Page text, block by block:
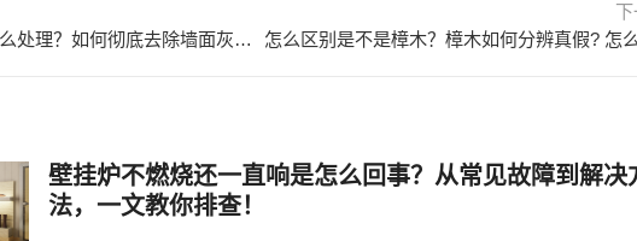
装修完墙壁上的灰怎么处理？如何彻底去除墙面灰尘？ 装修完墙壁开裂
壁挂炉不燃烧还一直响是怎么回事？从常见故障到解决
法，一文教你排查！